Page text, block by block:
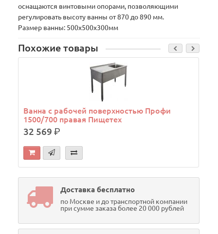
оснащаются винтовыми опорами, позволяющими
регулировать высоту ванны от 870 до 890 мм.
Размер ванны: 500х500х300мм
Похожие товары
Ванна с рабочей поверхностью Профи
1500/700 правая Пищетех
32 569р.
Доставка бесплатно
по Москве и до транспортной компании
при сумме заказа более 20 000 рублей